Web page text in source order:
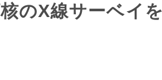
のX線サーベイ